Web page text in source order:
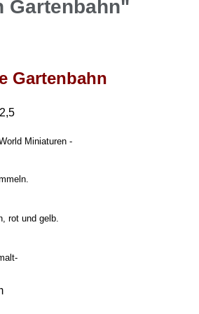
Gartenbahn"
Gartenbahn
Miniaturen -
rot und gelb.